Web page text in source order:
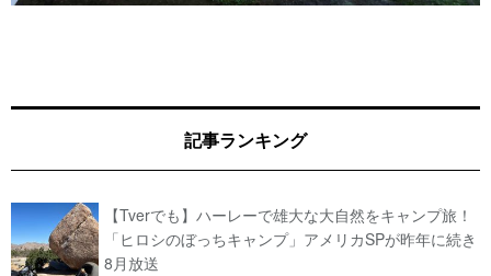
記事ランキング
【Tverでも】ハーレーで雄大な大自然をキャンプ旅！
「ヒロシのぼっちキャンプ」アメリカSPが昨年に続き
8月放送